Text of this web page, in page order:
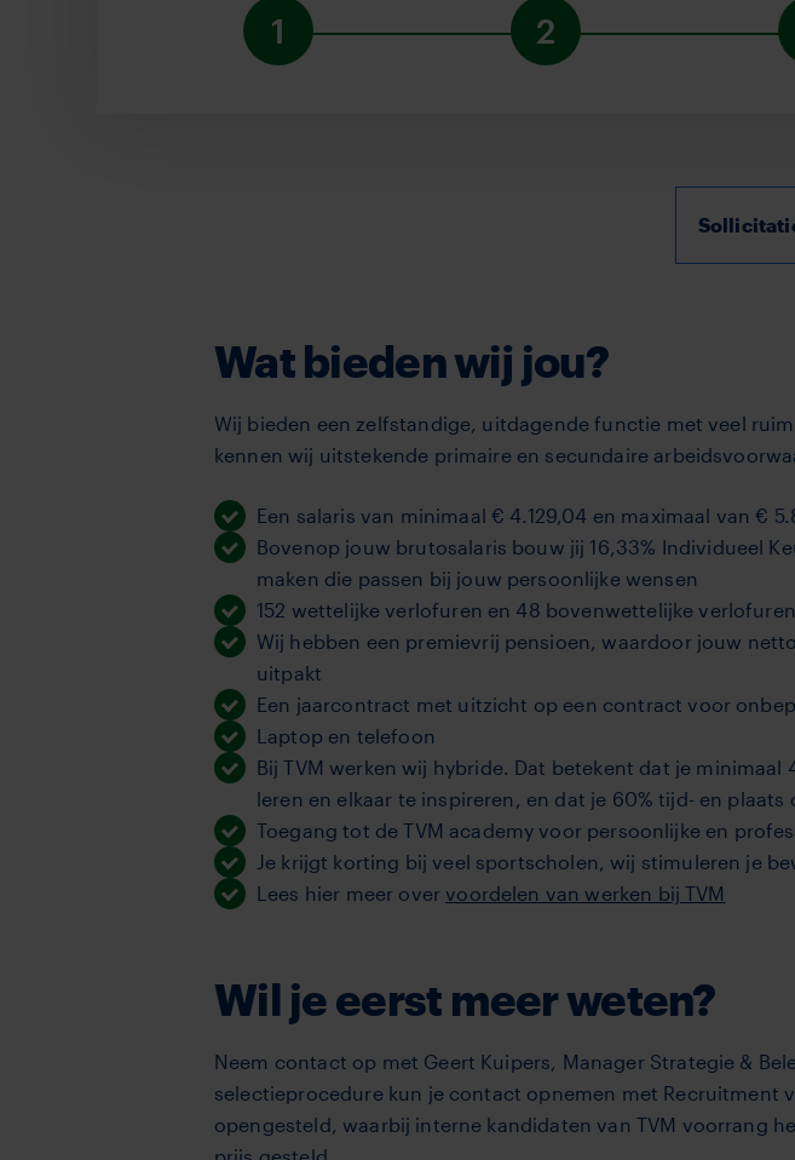
Stap
1
Stap
2
Wat bieden wij jou?
Wij bieden een zelfstandige, uitdagende functie met veel
kennen wij uitstekende primaire en secundaire
Een salaris van minimaal € 4.129,04 en maximaal van €
Bovenop jouw brutosalaris bouw jij 16,33% Individueel
maken die passen bij jouw persoonlijke wensen
152 wettelijke verlofuren en 48 bovenwettelijke
Wij hebben een premievrij pensioen, waardoor jouw
uitpakt
Een jaarcontract met uitzicht op een contract voor
Laptop en telefoon
Bij TVM werken wij hybride. Dat betekent dat je
leren en elkaar te inspireren, en dat je 60% tijd- en plaats
Toegang tot de TVM academy voor persoonlijke en
Je krijgt korting bij veel sportscholen, wij stimuleren je
Lees hier meer overvoordelen van werken bij TVM
Wil je eerst meer weten?
Neem contact op met Geert Kuipers, Manager Strategie &
selectieprocedure kun je contact opnemen met Recruitment
opengesteld, waarbij interne kandidaten van TVM voorrang